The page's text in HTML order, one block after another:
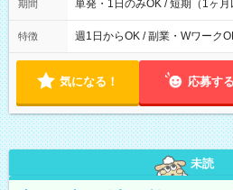
期間 単発・1日のみOK / 短期（1ヶ月
特徴 週1日からOK / 副業・Wワーク
気になる！ 応募する
未読